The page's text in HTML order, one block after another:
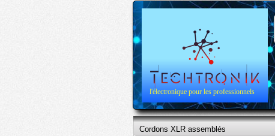
l'électronique pour les professionnels
Cordons XLR assemblés